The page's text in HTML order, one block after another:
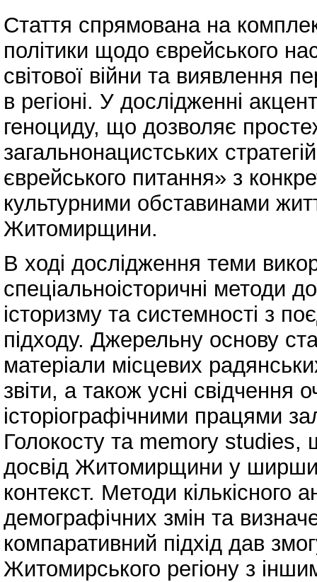
Стаття спрямована на
політики щодо єврейського
світової війни та виявлення
в регіоні. У дослідженні
геноциду, що дозволяє
загальнонацистських
єврейського питання» з
культурними обставинами
Житомирщини.
В ході дослідження теми
спеціальноісторичні методи
історизму та системності з
підходу. Джерельну основу
матеріали місцевих
звіти, а також усні свідчення
історіографічними працями
Голокосту та memory studies,
досвід Житомирщини у
контекст. Методи кількісного
демографічних змін та
компаративний підхід дав
Житомирського регіону з